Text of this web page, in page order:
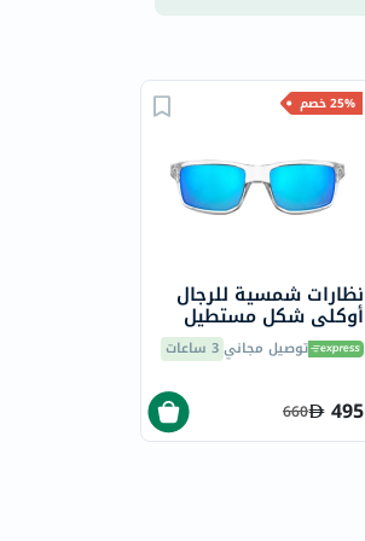
25% خصم
نظارات شمسية للرجال
أوكلي شكل مستطيل
مقاس 60 - 944904
OO9449توصيل مجاني3 ساعات
495
660